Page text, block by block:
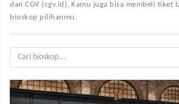
dan CGV (cgv.id). Kamu juga bisa membeli tiket
bioskop pilihanmu.